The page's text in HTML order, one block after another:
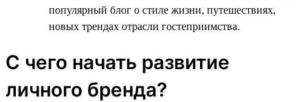
популярный блог о стиле жизни, путешествиях,
новых трендах отрасли гостеприимства.
С чего начать развитие
личного бренда?